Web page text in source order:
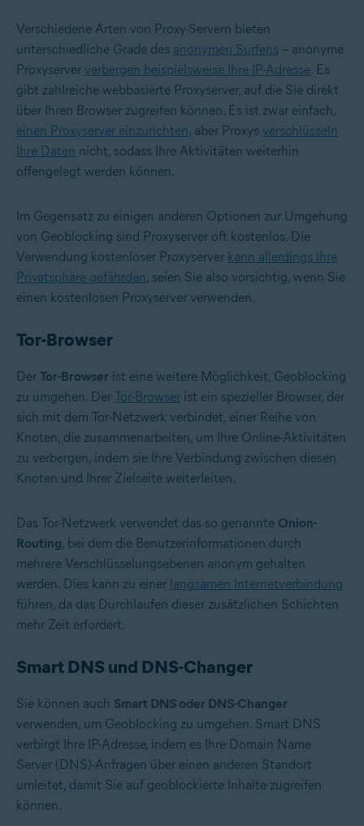
Verschiedene Arten von Proxy-Servern bieten
unterschiedliche Grade des anonymen Surfens – anonyme
Proxyserver verbergen beispielsweise Ihre IP-Adresse. Es
gibt zahlreiche webbasierte Proxyserver, auf die Sie direkt
über Ihren Browser zugreifen können. Es ist zwar einfach,
einen Proxyserver einzurichten , aber Proxys verschlüsseln
Ihre Daten nicht, sodass Ihre Aktivitäten weiterhin
offengelegt werden können.
Im Gegensatz zu einigen anderen Optionen zur Umgehung
von Geoblocking sind Proxyserver oft kostenlos. Die
Verwendung kostenloser Proxyserver kann allerdings Ihre
Privatsphäre gefährden , seien Sie also vorsichtig, wenn Sie
einen kostenlosen Proxyserver verwenden.
Tor-Browser
Der Tor-Browser ist eine weitere Möglichkeit, Geoblocking
zu umgehen. Der Tor-Browser ist ein spezieller Browser, der
sich mit dem Tor-Netzwerk verbindet, einer Reihe von
Knoten, die zusammenarbeiten, um Ihre Online-Aktivitäten
zu verbergen, indem sie Ihre Verbindung zwischen diesen
Knoten und Ihrer Zielseite weiterleiten.
Das Tor-Netzwerk verwendet das so genannte Onion-
Routing, bei dem die Benutzerinformationen durch
mehrere Verschlüsselungsebenen anonym gehalten
werden. Dies kann zu einer langsamen Internetverbindung
führen, da das Durchlaufen dieser zusätzlichen Schichten
mehr Zeit erfordert.
Smart DNS und DNS-Changer
Sie können auch Smart DNS oder DNS-Changer
verwenden, um Geoblocking zu umgehen. Smart DNS
verbirgt Ihre IP-Adresse, indem es Ihre Domain Name
Server (DNS)-Anfragen über einen anderen Standort
umleitet, damit Sie auf geoblockierte Inhalte zugreifen
können.